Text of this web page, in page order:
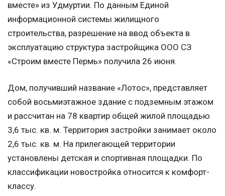
вместе» из Удмуртии. По данным Единой
информационной системы жилищного
строительства, разрешение на ввод объекта в
эксплуатацию структура застройщика ООО СЗ
«Строим вместе Пермь» получила 26 июня.
Дом, получивший название «Лотос», представляет
собой восьмиэтажное здание с подземным этажом
и рассчитан на 78 квартир общей жилой площадью
3,6 тыс. кв. м. Территория застройки занимает около
2,6 тыс. кв. м. На прилегающей территории
установлены детская и спортивная площадки. По
классификации новостройка относится к комфорт-
классу.